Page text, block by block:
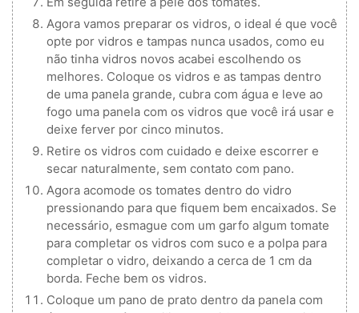
Agora vamos preparar os vidros, o ideal é que você
opte por vidros e tampas nunca usados, como eu
não tinha vidros novos acabei escolhendo os
melhores. Coloque os vidros e as tampas dentro
de uma panela grande, cubra com água e leve ao
fogo uma panela com os vidros que você irá usar e
deixe ferver por cinco minutos.
Retire os vidros com cuidado e deixe escorrer e
secar naturalmente, sem contato com pano.
Agora acomode os tomates dentro do vidro
pressionando para que fiquem bem encaixados. Se
necessário, esmague com um garfo algum tomate
para completar os vidros com suco e a polpa para
completar o vidro, deixando a cerca de 1 cm da
borda. Feche bem os vidros.
Coloque um pano de prato dentro da panela com